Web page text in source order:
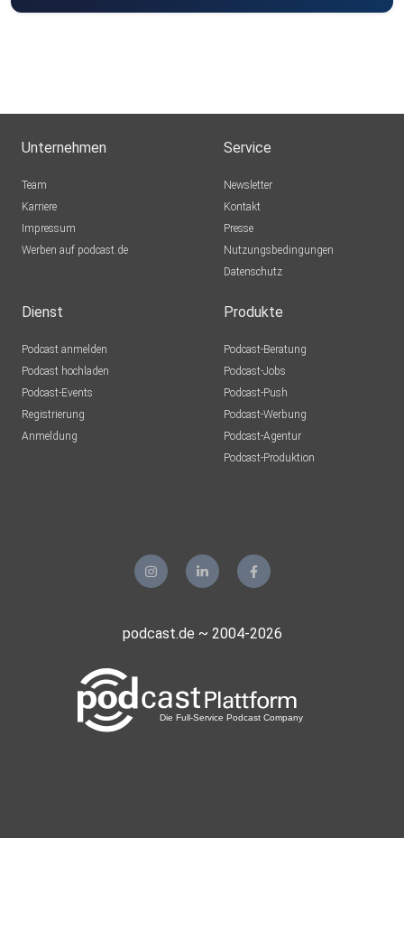
Unternehmen
Team
Karriere
Impressum
Werben auf podcast.de
Service
Newsletter
Kontakt
Presse
Nutzungsbedingungen
Datenschutz
Dienst
Podcast anmelden
Podcast hochladen
Podcast-Events
Registrierung
Anmeldung
Produkte
Podcast-Beratung
Podcast-Jobs
Podcast-Push
Podcast-Werbung
Podcast-Agentur
Podcast-Produktion
podcast.de ~ 2004-2026